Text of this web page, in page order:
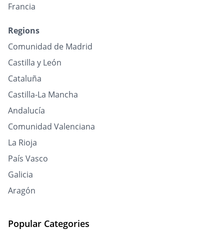
Francia
Regions
Comunidad de Madrid
Castilla y León
Cataluña
Castilla-La Mancha
Andalucía
Comunidad Valenciana
La Rioja
País Vasco
Galicia
Aragón
Popular Categories